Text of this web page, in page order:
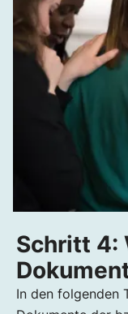
Schritt 4:
In den folgenden